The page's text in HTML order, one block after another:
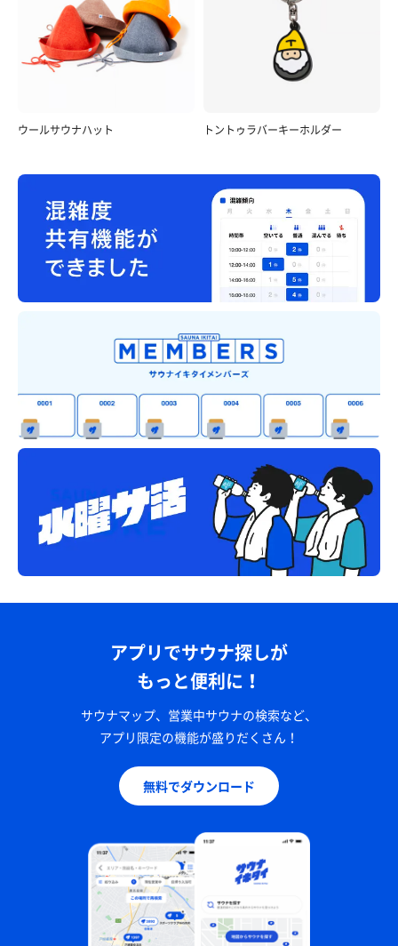
ウールサウナハット トントゥラバーキーホルダー
アプリでサウナ探しが
もっと便利に！
サウナマップ、営業中サウナの検索など、
アプリ限定の機能が盛りだくさん！
無料でダウンロード